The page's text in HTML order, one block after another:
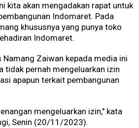
kita akan mengadakan rapat untuk
Indomaret. Pada
khususnya yang punya toko
Indomaret.
Namang Zaiwan kepada media ini
tidak pernah mengeluarkan izin
apapun terkait pembangunan
mengeluarkan izin," kata
Senin (20/11/2023).